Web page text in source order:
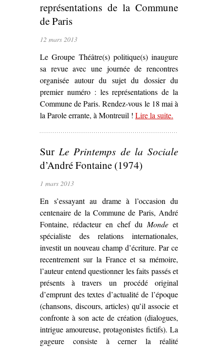
représentations de la Commune
de Paris
12 mars 2013
Le Groupe Théâtre(s) politique(s) inaugure
sa revue avec une journée de rencontres
organisée autour du sujet du dossier du
premier numéro : les représentations de la
Commune de Paris. Rendez-vous le 18 mai à
la Parole errante, à Montreuil ! Lire la suite– ‘Rencontre
de la
.
SurLe Printemps de la Sociale
d’André Fontaine (1974)
1 mars 2013
En s’essayant au drame à l’occasion du
centenaire de la Commune de Paris, André
Fontaine, rédacteur en chef duMonde et
spécialiste des relations internationales,
investit un nouveau champ d’écriture. Par ce
recentrement sur la France et sa mémoire,
l’auteur entend questionner les faits passés et
présents à travers un procédé original
d’emprunt des textes d’actualité de l’époque
(chansons, discours, articles) qu’il associe et
confronte à son acte de création (dialogues,
intrigue amoureuse, protagonistes fictifs). La
gageure consiste à cerner la réalité